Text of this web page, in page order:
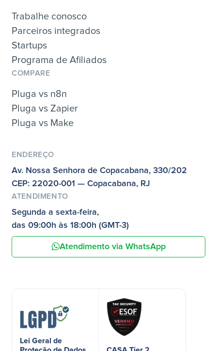
Trabalhe conosco
Parceiros integrados
Startups
Programa de Afiliados
COMPARE
Pluga vs n8n
Pluga vs Zapier
Pluga vs Make
ENDEREÇO
Av. Nossa Senhora de Copacabana, 330/202
CEP: 22020-001 — Copacabana, RJ
ATENDIMENTO
Segunda a sexta-feira,
das 09:00h às 18:00h (GMT-3)
Atendimento via WhatsApp
Lei Geral de